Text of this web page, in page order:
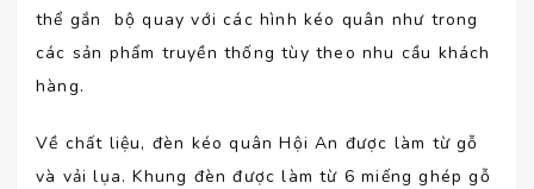
thể gắn bộ quay với các hình kéo quân như trong
các sản phẩm truyền thống tùy theo nhu cầu khách
hàng.
Về chất liệu, đèn kéo quân Hội An được làm từ gỗ
và vải lụa. Khung đèn được làm từ 6 miếng ghép gỗ